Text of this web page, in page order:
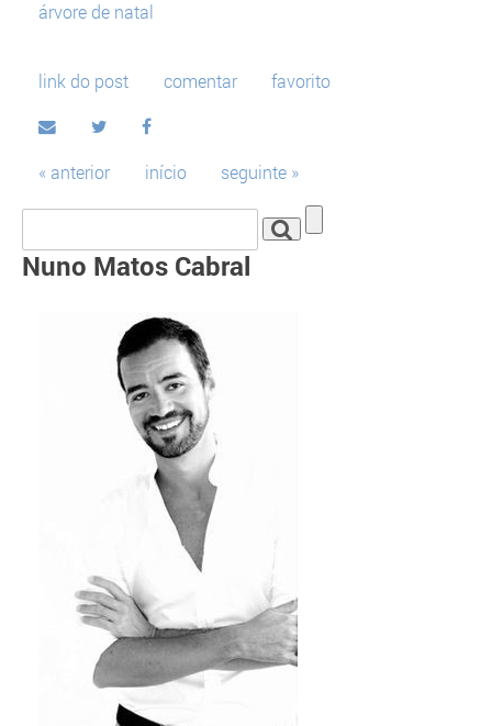
árvore de natal
link do post comentar favorito
« anterior início seguinte »
Nuno Matos Cabral